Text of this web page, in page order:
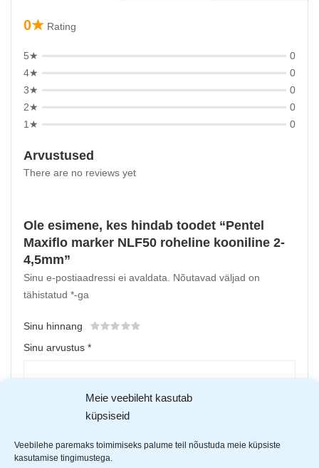
Meie veebileht kasutab
küpsiseid
Veebilehe paremaks toimimiseks palume teil nõustuda meie küpsiste
kasutamise tingimustega.
0★ Rating
5★
0
4★
0
3★
0
2★
0
1★
0
Arvustused
There are no reviews yet
Ole esimene, kes hindab toodet “Pentel
Maxiflo marker NLF50 roheline kooniline 2-
4,5mm”
Sinu e-postiaadressi ei avaldata.
Nõutavad väljad on
tähistatud *-ga
Sinu hinnang
Sinu arvustus *